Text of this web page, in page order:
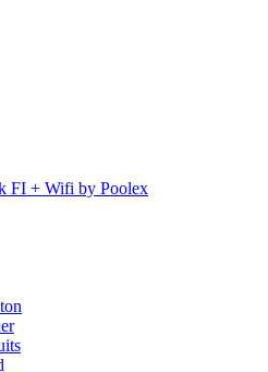
FI + Wifi by Poolex